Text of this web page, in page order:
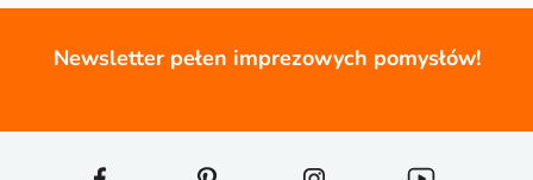
Newsletter pełen imprezowych pomysłów!